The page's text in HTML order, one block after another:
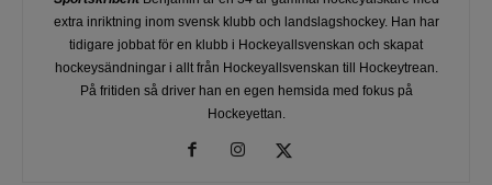
extra inriktning inom svensk klubb och landslagshockey. Han har
tidigare jobbat för en klubb i Hockeyallsvenskan och skapat
hockeysändningar i allt från Hockeyallsvenskan till Hockeytrean.
På fritiden så driver han en egen hemsida med fokus på
Hockeyettan.